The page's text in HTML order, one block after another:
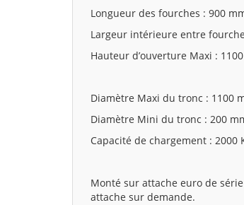
Longueur des fourches : 900
Largeur intérieure entre
Hauteur d’ouverture Maxi :
Diamètre Maxi du tronc : 1100
Diamètre Mini du tronc : 200
Capacité de chargement : 2000
Monté sur attache euro de
attache sur demande.